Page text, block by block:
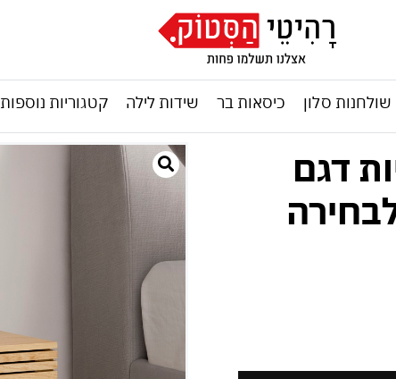
שולחנות סלון כיסאות בר שידות לילה קטגוריות נוספות
דגם